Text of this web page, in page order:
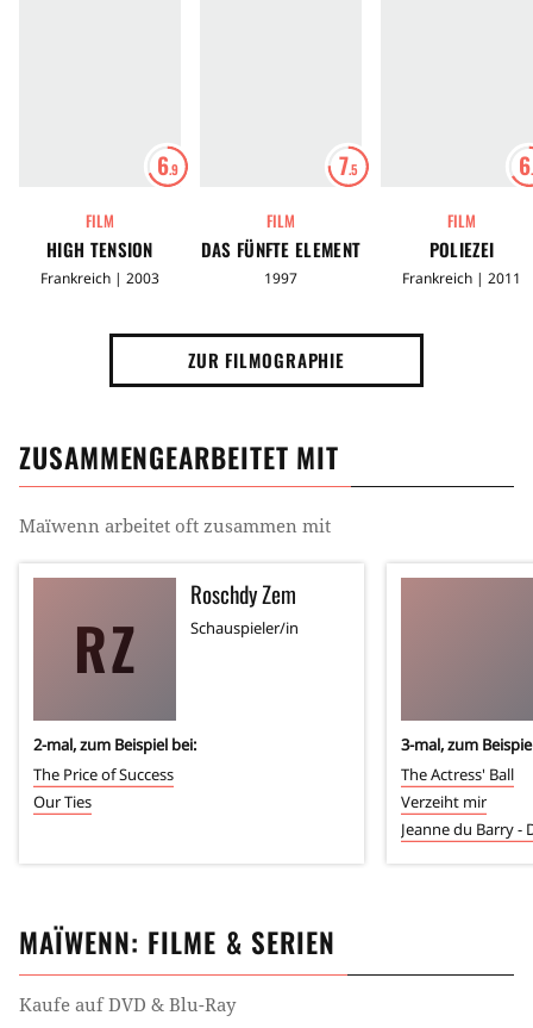
6.9
FILM
HIGH TENSION
Frankreich | 2003
7.5
FILM
DAS FÜNFTE ELEMENT
1997
6
FILM
POLIEZEI
Frankreich | 2011
ZUR FILMOGRAPHIE
ZUSAMMENGEARBEITET MIT
Maïwenn arbeitet oft zusammen mit
RZ
Roschdy Zem
Schauspieler/in
2-mal, zum Beispiel bei:
The Price of Success
Our Ties
3-mal, zum
The Actress' Ball
Verzeiht mir
Jeanne du Barry -
MAÏWENN: FILME & SERIEN
Kaufe auf DVD & Blu-Ray